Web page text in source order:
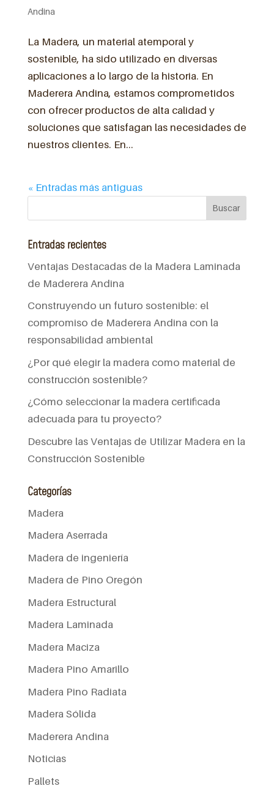
Andina
La Madera, un material atemporal y
sostenible, ha sido utilizado en diversas
aplicaciones a lo largo de la historia. En
Maderera Andina, estamos comprometidos
con ofrecer productos de alta calidad y
soluciones que satisfagan las necesidades de
nuestros clientes. En...
« Entradas más antiguas
Entradas recientes
Ventajas Destacadas de la Madera Laminada
de Maderera Andina
Construyendo un futuro sostenible: el
compromiso de Maderera Andina con la
responsabilidad ambiental
¿Por qué elegir la madera como material de
construcción sostenible?
¿Cómo seleccionar la madera certificada
adecuada para tu proyecto?
Descubre las Ventajas de Utilizar Madera en la
Construcción Sostenible
Categorías
Madera
Madera Aserrada
Madera de ingeniería
Madera de Pino Oregón
Madera Estructural
Madera Laminada
Madera Maciza
Madera Pino Amarillo
Madera Pino Radiata
Madera Sólida
Maderera Andina
Noticias
Pallets